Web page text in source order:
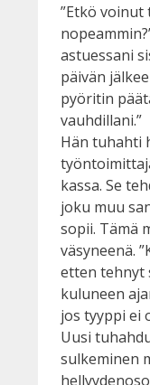
”Etkö voinut
astuessani
päivän
pyöritin
vauhdillani.”
Hän tuhahti
kassa. Se
joku muu
sopii. Tämä
väsyneenä.
etten tehnyt
kuluneen
jos tyyppi ei
Uusi
sulkeminen